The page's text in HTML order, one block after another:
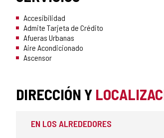
Accesibilidad
Admite Tarjeta de Crédito
Afueras Urbanas
Aire Acondicionado
Ascensor
DIRECCIÓN Y
EN LOS ALREDEDORES